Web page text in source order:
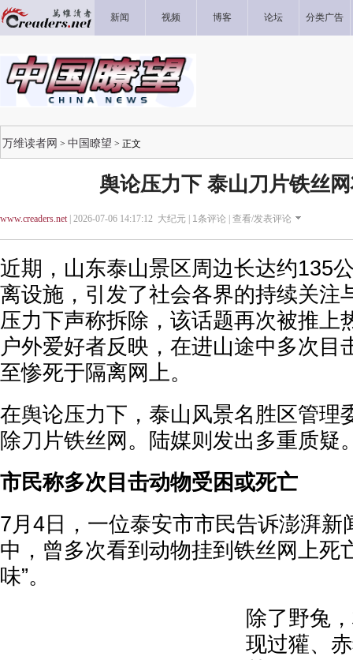
新闻 视频 博客 论坛 分类广告
万维读者网 > 中国瞭望 > 正文
舆论压力下 泰山刀片铁丝
www.creaders.net| 2026-07-06 14:17:12 大纪元 | 1条评论 | 查看/发表评论
近期，山东泰山景区周边长达约135
离设施，引发了社会各界的持续关注
压力下声称拆除，该话题再次被推上
户外爱好者反映，在进山途中多次目
至惨死于隔离网上。
在舆论压力下，泰山风景名胜区管理
除刀片铁丝网。陆媒则发出多重质疑
市民称多次目击动物受困或死亡
7月4日，一位泰安市市民告诉澎湃新
中，曾多次看到动物挂到铁丝网上死
味”。
除了野兔
现过獾、